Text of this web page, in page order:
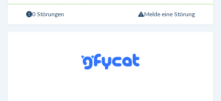
0 Störungen Melde eine Störung